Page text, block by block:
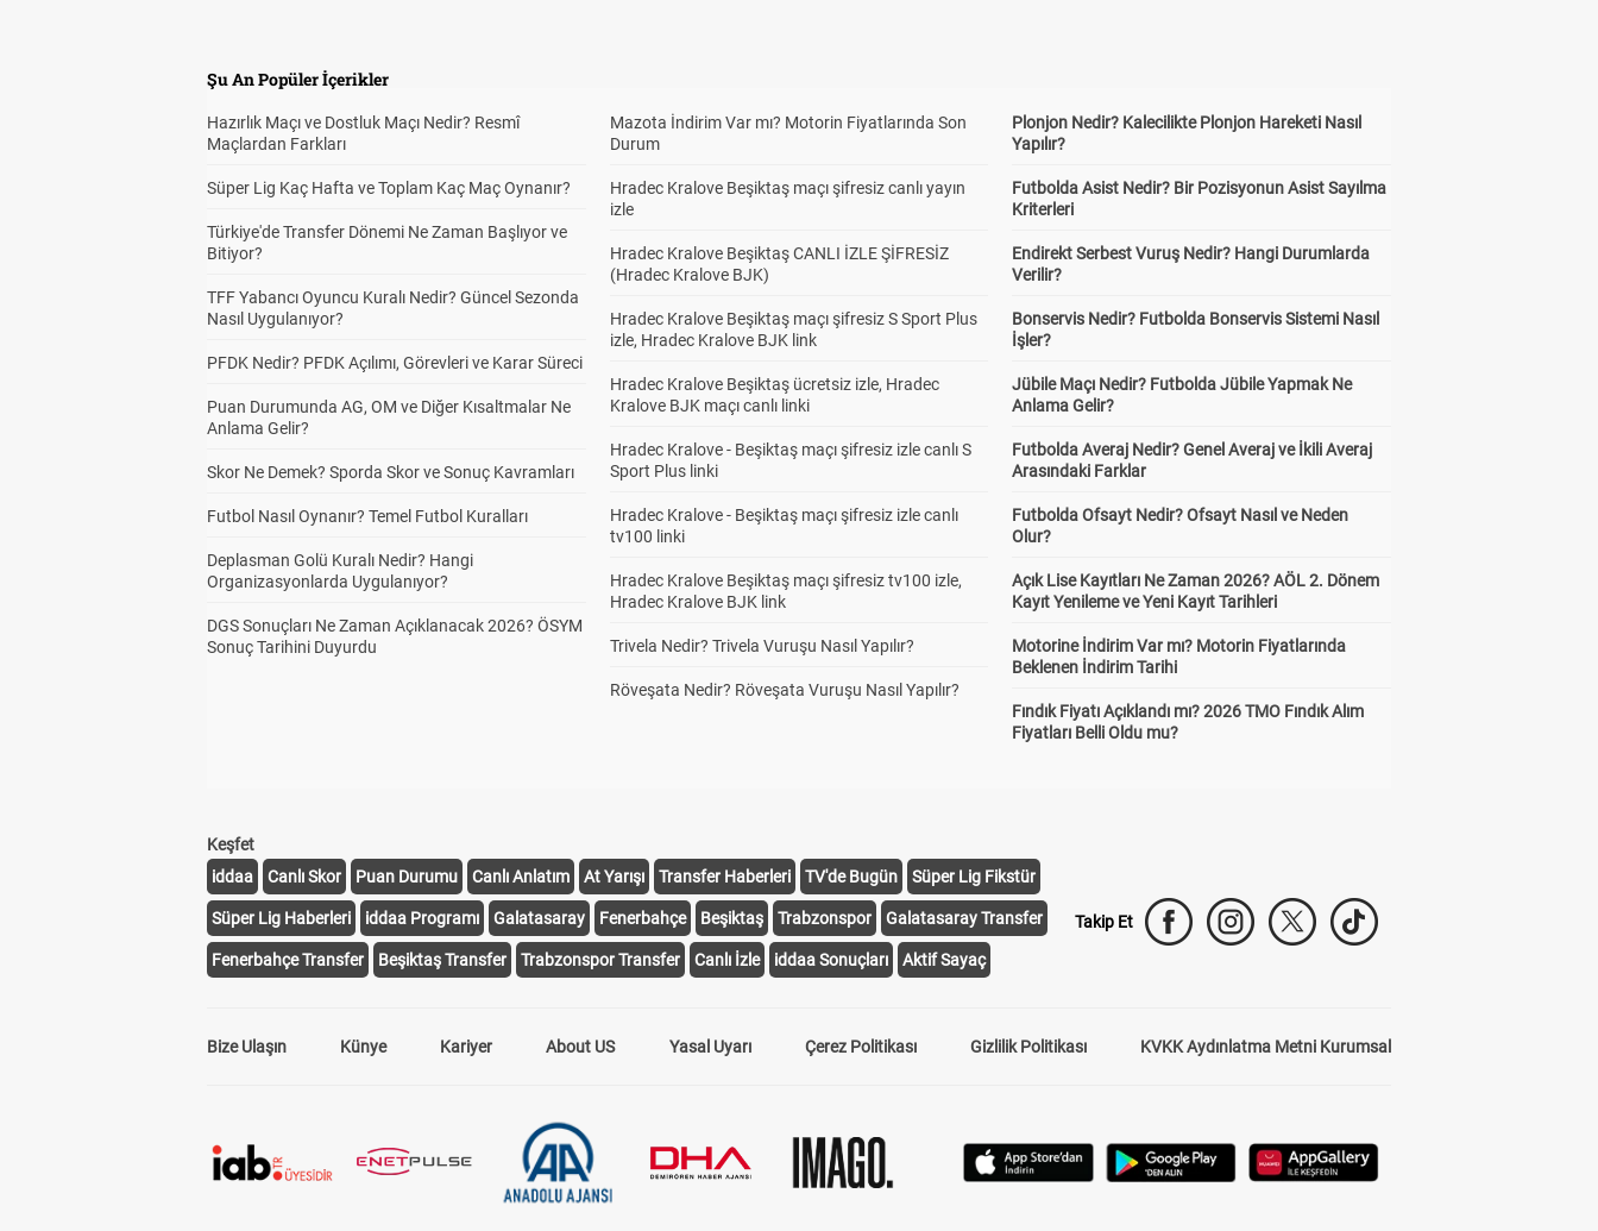
Şu An Popüler İçerikler
Hazırlık Maçı ve Dostluk Maçı Nedir? Resmî
Maçlardan Farkları
Süper Lig Kaç Hafta ve Toplam Kaç Maç Oynanır?
Türkiye'de Transfer Dönemi Ne Zaman Başlıyor ve
Bitiyor?
TFF Yabancı Oyuncu Kuralı Nedir? Güncel Sezonda
Nasıl Uygulanıyor?
PFDK Nedir? PFDK Açılımı, Görevleri ve Karar Süreci
Puan Durumunda AG, OM ve Diğer Kısaltmalar Ne
Anlama Gelir?
Skor Ne Demek? Sporda Skor ve Sonuç Kavramları
Futbol Nasıl Oynanır? Temel Futbol Kuralları
Deplasman Golü Kuralı Nedir? Hangi
Organizasyonlarda Uygulanıyor?
DGS Sonuçları Ne Zaman Açıklanacak 2026? ÖSYM
Sonuç Tarihini Duyurdu
Mazota İndirim Var mı? Motorin Fiyatlarında Son
Durum
Hradec Kralove Beşiktaş maçı şifresiz canlı yayın
izle
Hradec Kralove Beşiktaş CANLI İZLE ŞİFRESİZ
(Hradec Kralove BJK)
Hradec Kralove Beşiktaş maçı şifresiz S Sport Plus
izle, Hradec Kralove BJK link
Hradec Kralove Beşiktaş ücretsiz izle, Hradec
Kralove BJK maçı canlı linki
Hradec Kralove - Beşiktaş maçı şifresiz izle canlı S
Sport Plus linki
Hradec Kralove - Beşiktaş maçı şifresiz izle canlı
tv100 linki
Hradec Kralove Beşiktaş maçı şifresiz tv100 izle,
Hradec Kralove BJK link
Trivela Nedir? Trivela Vuruşu Nasıl Yapılır?
Röveşata Nedir? Röveşata Vuruşu Nasıl Yapılır?
Plonjon Nedir? Kalecilikte Plonjon Hareketi Nasıl
Yapılır?
Futbolda Asist Nedir? Bir Pozisyonun Asist Sayılma
Kriterleri
Endirekt Serbest Vuruş Nedir? Hangi Durumlarda
Verilir?
Bonservis Nedir? Futbolda Bonservis Sistemi Nasıl
İşler?
Jübile Maçı Nedir? Futbolda Jübile Yapmak Ne
Anlama Gelir?
Futbolda Averaj Nedir? Genel Averaj ve İkili Averaj
Arasındaki Farklar
Futbolda Ofsayt Nedir? Ofsayt Nasıl ve Neden
Olur?
Açık Lise Kayıtları Ne Zaman 2026? AÖL 2. Dönem
Kayıt Yenileme ve Yeni Kayıt Tarihleri
Motorine İndirim Var mı? Motorin Fiyatlarında
Beklenen İndirim Tarihi
Fındık Fiyatı Açıklandı mı? 2026 TMO Fındık Alım
Fiyatları Belli Oldu mu?
Keşfet
iddaa
Canlı Skor Puan Durumu Canlı Anlatım At Yarışı Transfer Haberleri TV'de Bugün Süper Lig Fikstür
Süper Lig Haberleri iddaa Programı Galatasaray Fenerbahçe Beşiktaş Trabzonspor Galatasaray Transfer
Fenerbahçe Transfer Beşiktaş Transfer Trabzonspor Transfer Canlı İzle iddaa Sonuçları Aktif Sayaç
Takip Et
Bize Ulaşın Künye Kariyer About US Yasal Uyarı Çerez Politikası Gizlilik Politikası KVKK Aydınlatma Metni Kurumsal